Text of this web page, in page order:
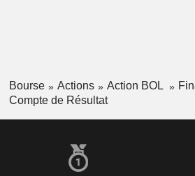
Bourse Actions Action BOL
Compte de Résultat